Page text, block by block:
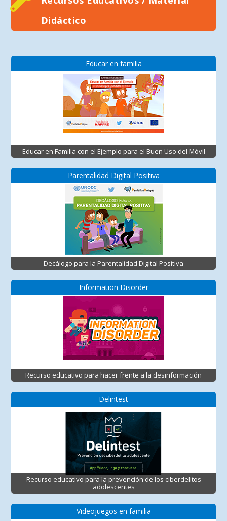
Didáctico
Educar en familia
Educar en Familia con el Ejemplo para el Buen Uso del Móvil
Parentalidad Digital Positiva
Decálogo para la Parentalidad Digital Positiva
Information Disorder
Recurso educativo para hacer frente a la desinformación
Delintest
Recurso educativo para la prevención de los ciberdelitos
adolescentes
Videojuegos en familia